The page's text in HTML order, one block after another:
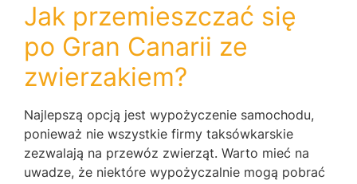
Jak przemieszczać się
po Gran Canarii ze
zwierzakiem?
Najlepszą opcją jest wypożyczenie samochodu,
ponieważ nie wszystkie firmy taksówkarskie
zezwalają na przewóz zwierząt. Warto mieć na
uwadze, że niektóre wypożyczalnie mogą pobrać